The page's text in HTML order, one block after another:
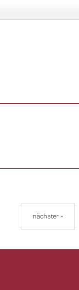
nächster »